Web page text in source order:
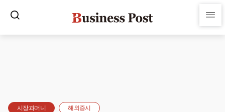
시장과머니 해외증시